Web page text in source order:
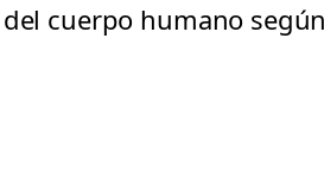
cuerpo humano